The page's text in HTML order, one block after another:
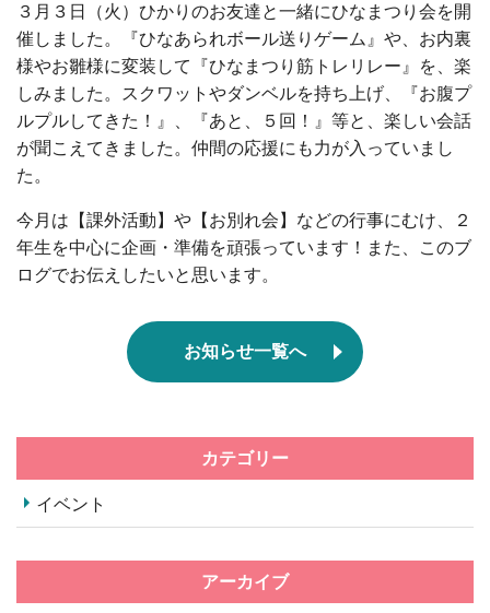
３月３日（火）ひかりのお友達と一緒にひなまつり会を開
催しました。『ひなあられボール送りゲーム』や、お内裏
様やお雛様に変装して『ひなまつり筋トレリレー』を、楽
しみました。スクワットやダンベルを持ち上げ、『お腹プ
ルプルしてきた！』、『あと、５回！』等と、楽しい会話
が聞こえてきました。仲間の応援にも力が入っていまし
た。
今月は【課外活動】や【お別れ会】などの行事にむけ、２
年生を中心に企画・準備を頑張っています！また、このブ
ログでお伝えしたいと思います。
お知らせ一覧へ
カテゴリー
イベント
アーカイブ